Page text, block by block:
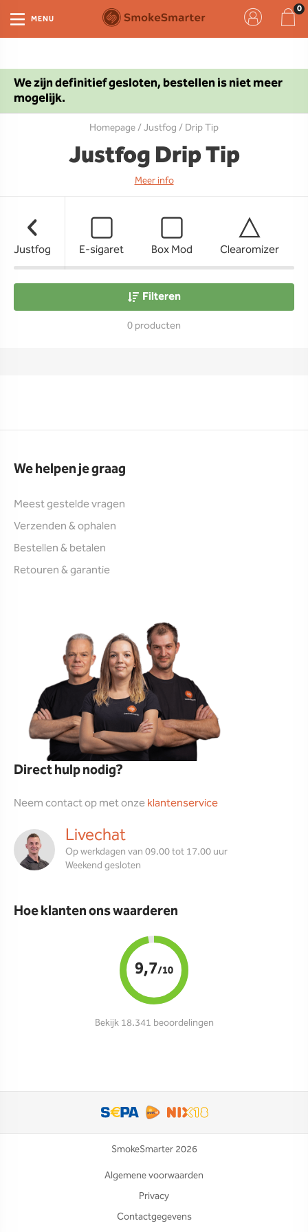
We zijn definitief gesloten, bestellen is niet meer
mogelijk.
MENU
Homepage/Justfog/ Drip Tip
Justfog Drip Tip
Meer info
Justfog E-sigaret Box Mod Clearomizer
Filteren
0 producten
We helpen je graag
Meest gestelde vragen
Verzenden & ophalen
Bestellen & betalen
Retouren & garantie
Direct hulp nodig?
Neem contact op met onzeklantenservice
Livechat
Op werkdagen van 09.00 tot 17.00 uur
Weekend gesloten
Hoe klanten ons waarderen
9,7/10
Bekijk 18.341 beoordelingen
SmokeSmarter 2026
Algemene voorwaarden
Privacy
Contactgegevens